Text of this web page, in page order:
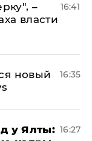
–
власти
16:41
новый
16:35
у Ялты: 16:27